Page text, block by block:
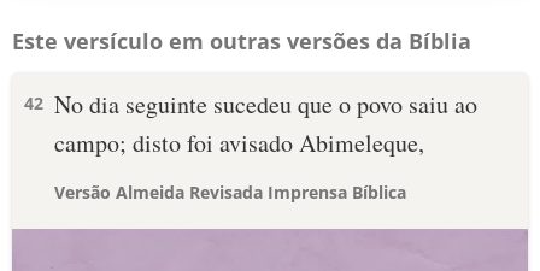
Este versículo em outras versões da Bíblia
42 No dia seguinte sucedeu que o povo saiu ao
campo; disto foi avisado Abimeleque,
Versão Almeida Revisada Imprensa Bíblica